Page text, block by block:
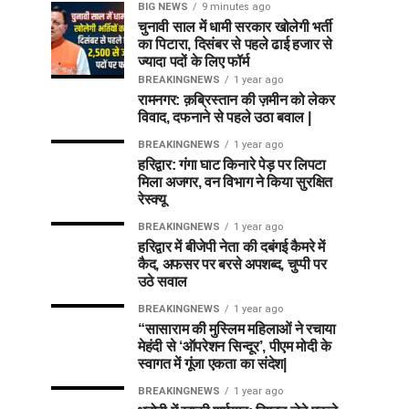
BIG NEWS 9 minutes ago
चुनावी साल में धामी सरकार खोलेगी भर्ती
का पिटारा, दिसंबर से पहले ढाई हजार से
ज्यादा पदों के लिए फॉर्म
BREAKINGNEWS 1 year ago
रामनगर: क़ब्रिस्तान की ज़मीन को लेकर
विवाद, दफनाने से पहले उठा बवाल |
BREAKINGNEWS 1 year ago
हरिद्वार: गंगा घाट किनारे पेड़ पर लिपटा
मिला अजगर, वन विभाग ने किया सुरक्षित
रेस्क्यू
BREAKINGNEWS 1 year ago
हरिद्वार में बीजेपी नेता की दबंगई कैमरे में
कैद, अफसर पर बरसे अपशब्द, चुप्पी पर
उठे सवाल
BREAKINGNEWS 1 year ago
“सासाराम की मुस्लिम महिलाओं ने रचाया
मेहंदी से ‘ऑपरेशन सिन्दूर’, पीएम मोदी के
स्वागत में गूंजा एकता का संदेश|
BREAKINGNEWS 1 year ago